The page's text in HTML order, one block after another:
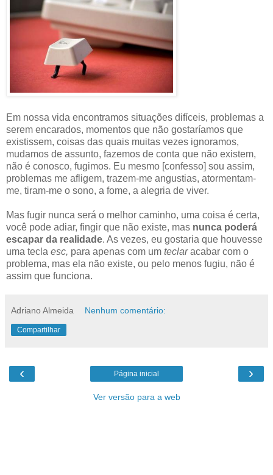
Em nossa vida encontramos situações difíceis, problemas a
serem encarados, momentos que não gostaríamos que
existissem, coisas das quais muitas vezes ignoramos,
mudamos de assunto, fazemos de conta que não existem,
não é conosco, fugimos. Eu mesmo [confesso] sou assim,
problemas me afligem, trazem-me angustias, atormentam-
me, tiram-me o sono, a fome, a alegria de viver.
Mas fugir nunca será o melhor caminho, uma coisa é certa,
você pode adiar, fingir que não existe, mas nunca poderá
escapar da realidade. As vezes, eu gostaria que houvesse
uma tecla esc, para apenas com um teclaracabar com o
problema, mas ela não existe, ou pelo menos fugiu, não é
assim que funciona.
Adriano Almeida Nenhum comentário:
Compartilhar
‹ ›
Página inicial
Ver versão para a web